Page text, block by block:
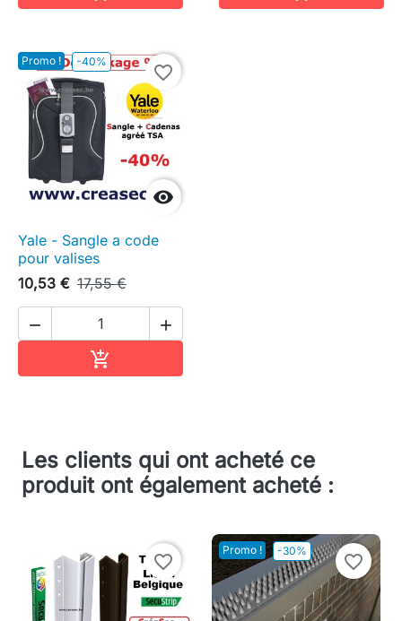
Promo ! -40%

favorite_border
Yale - Sangle a code
pour valises
10,53 € 17,55 €
 

Les clients qui ont acheté ce
produit ont également acheté :
favorite_border
Promo ! -30%
favorite_border